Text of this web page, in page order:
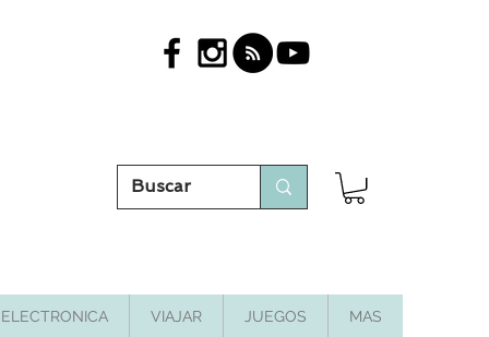
ELECTRONICA VIAJAR JUEGOS MAS